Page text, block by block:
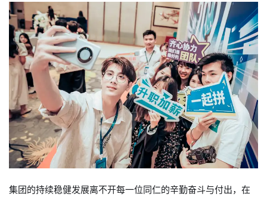
集团的持续稳健发展离不开每一位同仁的辛勤奋斗与付出，在